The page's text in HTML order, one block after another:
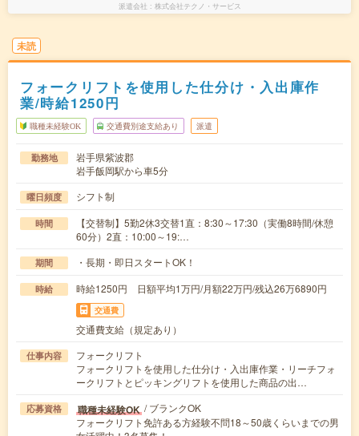
派遣会社 株式会社テクノ・サービス
未読
フォークリフトを使用した仕分け・入出庫作
業/時給1250円
職種未経験OK 交通費別途支給あり 派遣
勤務地
岩手県紫波郡
岩手飯岡駅から車5分
曜日頻度 シフト制
時間
【交替制】5勤2休3交替1直：8:30～17:30（実働8時間/休憩
60分）2直：10:00～19:…
期間 ・長期・即日スタートOK！
時給 時給1250円 日額平均1万円/月額22万円/残込26万6890円
交通費
交通費支給（規定あり）
仕事内容
フォークリフト
フォークリフトを使用した仕分け・入出庫作業・リーチフォ
ークリフトとピッキングリフトを使用した商品の出…
応募資格 職種未経験OK / ブランクOK
フォークリフト免許ある方経験不問18～50歳くらいまでの男